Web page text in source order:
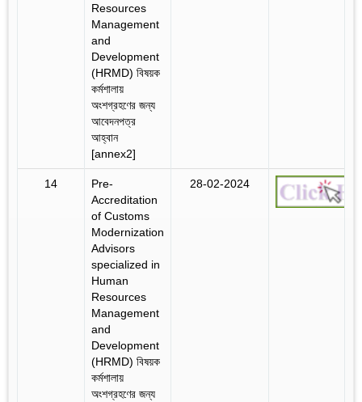
Resources
Management
and
Development
(HRMD) বিষয়ক
কর্মশালায়
অংশগ্রহণের জন্য
আবেদনপত্র
আহ্বান
[annex2]
14
Pre-
Accreditation
of Customs
Modernization
Advisors
specialized in
Human
Resources
Management
and
Development
(HRMD) বিষয়ক
কর্মশালায়
অংশগ্রহণের জন্য
28-02-2024